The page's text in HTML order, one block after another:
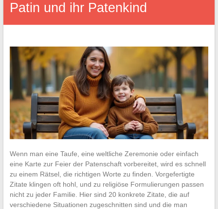
Patin und ihr Patenkind
Wenn man eine Taufe, eine weltliche Zeremonie oder einfach
eine Karte zur Feier der Patenschaft vorbereitet, wird es schnell
zu einem Rätsel, die richtigen Worte zu finden. Vorgefertigte
Zitate klingen oft hohl, und zu religiöse Formulierungen passen
nicht zu jeder Familie. Hier sind 20 konkrete Zitate, die auf
verschiedene Situationen zugeschnitten sind und die man